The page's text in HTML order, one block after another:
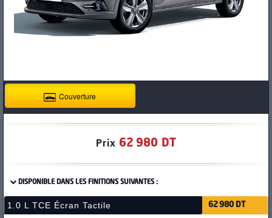
Couverture
Prix 62 980 DT
DISPONIBLE DANS LES FINITIONS SUIVANTES :
1.0 L TCE Écran Tactile 62 980 DT